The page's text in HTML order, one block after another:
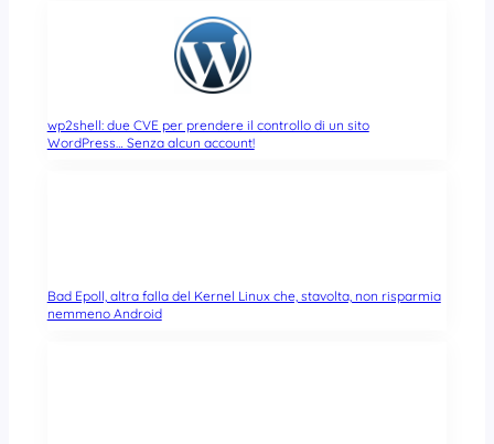
wp2shell: due CVE per prendere il controllo di un sito
WordPress… Senza alcun account!
Bad Epoll, altra falla del Kernel Linux che, stavolta, non risparmia
nemmeno Android